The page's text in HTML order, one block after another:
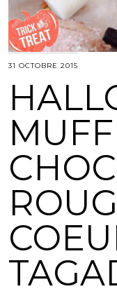
31 OCTOBRE 2015